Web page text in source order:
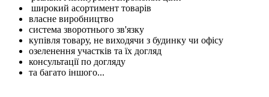
широкий асортимент товарів
власне виробництво
система зворотнього зв'язку
купівля товару, не виходячи з будинку чи офісу
озеленення участків та їх догляд
консультації по догляду
та багато іншого...